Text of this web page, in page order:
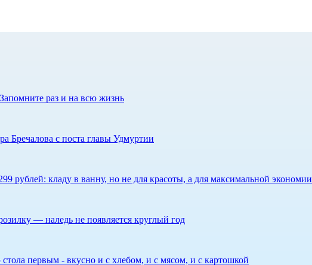
раз и на всю жизнь
Бречалова с поста главы Удмуртии
рублей: кладу в ванну, но не для красоты, а для максимальной экономии
— наледь не появляется круглый год
первым - вкусно и с хлебом, и с мясом, и с картошкой